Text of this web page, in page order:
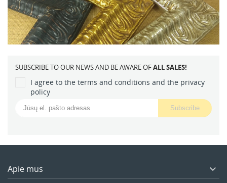
SUBSCRIBE TO OUR NEWS AND BE AWARE OFALL SALES!
I agree to the terms and conditions and the privacy
policy
Apie mus 